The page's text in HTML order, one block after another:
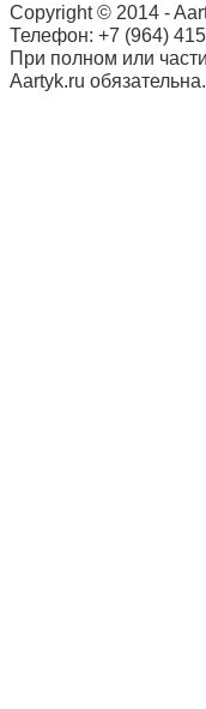
Copyright © 2014 -
Телефон: +7 (964)
При полном или
Aartyk.ru oбязательна.